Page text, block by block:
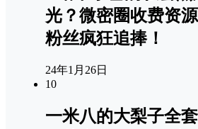
光？微密圈收费资源
粉丝疯狂追捧！
24年1月26日
10
一米八的大梨子全